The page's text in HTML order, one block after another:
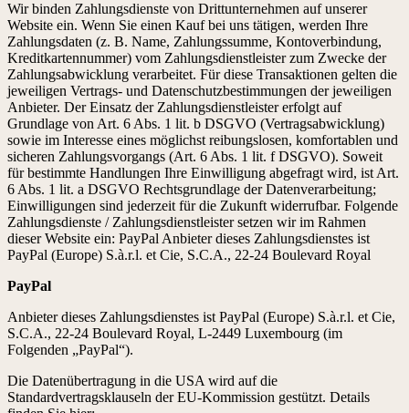
Wir binden Zahlungsdienste von Drittunternehmen auf unserer
Website ein. Wenn Sie einen Kauf bei uns tätigen, werden Ihre
Zahlungsdaten (z. B. Name, Zahlungssumme, Kontoverbindung,
Kreditkartennummer) vom Zahlungsdienstleister zum Zwecke der
Zahlungsabwicklung verarbeitet. Für diese Transaktionen gelten die
jeweiligen Vertrags- und Datenschutzbestimmungen der jeweiligen
Anbieter. Der Einsatz der Zahlungsdienstleister erfolgt auf
Grundlage von Art. 6 Abs. 1 lit. b DSGVO (Vertragsabwicklung)
sowie im Interesse eines möglichst reibungslosen, komfortablen und
sicheren Zahlungsvorgangs (Art. 6 Abs. 1 lit. f DSGVO). Soweit
für bestimmte Handlungen Ihre Einwilligung abgefragt wird, ist Art.
6 Abs. 1 lit. a DSGVO Rechtsgrundlage der Datenverarbeitung;
Einwilligungen sind jederzeit für die Zukunft widerrufbar. Folgende
Zahlungsdienste / Zahlungsdienstleister setzen wir im Rahmen
dieser Website ein: PayPal Anbieter dieses Zahlungsdienstes ist
PayPal (Europe) S.à.r.l. et Cie, S.C.A., 22-24 Boulevard Royal
PayPal
Anbieter dieses Zahlungsdienstes ist PayPal (Europe) S.à.r.l. et Cie,
S.C.A., 22-24 Boulevard Royal, L-2449 Luxembourg (im
Folgenden „PayPal“).
Die Datenübertragung in die USA wird auf die
Standardvertragsklauseln der EU-Kommission gestützt. Details